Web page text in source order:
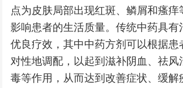
点为皮肤局部出现红斑、鳞屑和瘙痒
影响患者的生活质量。传统中药具有
优良疗效，其中中药方剂可以根据患
对性地调配，以起到滋补阴血、祛风
毒等作用，从而达到改善症状、缓解